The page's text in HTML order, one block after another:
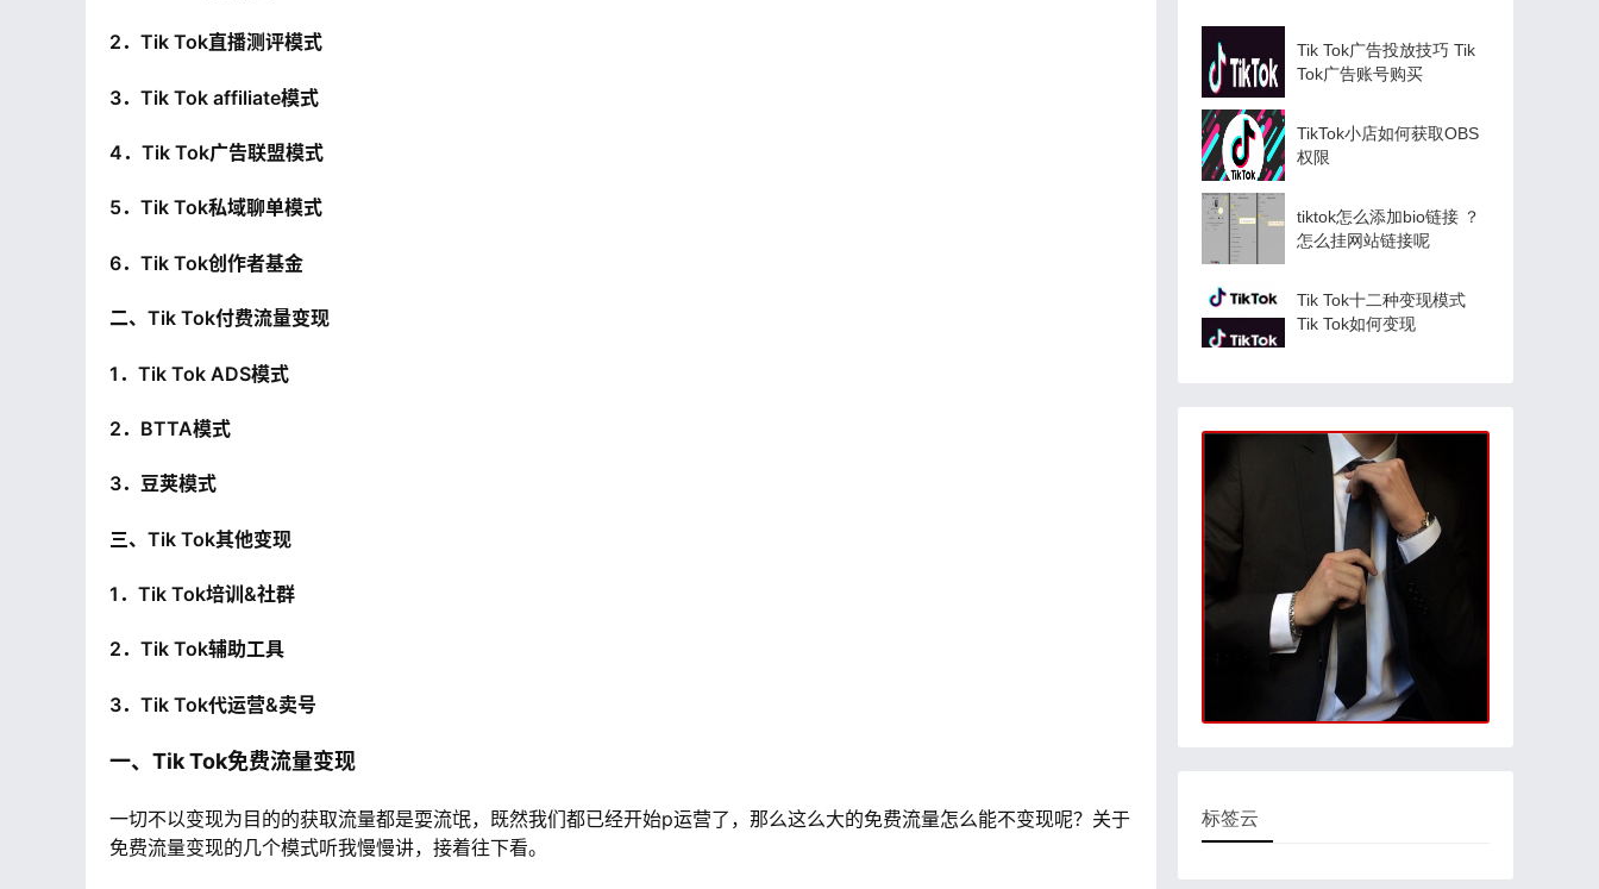
2．Tik Tok直播测评模式
3．Tik Tok affiliate模式
4．Tik Tok广告联盟模式
5．Tik Tok私域聊单模式
6．Tik Tok创作者基金
二、Tik Tok付费流量变现
1．Tik Tok ADS模式
2．BTTA模式
3．豆荚模式
三、Tik Tok其他变现
1．Tik Tok培训&社群
2．Tik Tok辅助工具
3．Tik Tok代运营&卖号
一、Tik Tok免费流量变现
一切不以变现为目的的获取流量都是耍流氓，既然我们都已经开始p运营了，那么这么大的免费流量怎么能不变现呢？关于
免费流量变现的几个模式听我慢慢讲，接着往下看。
Tik Tok广告投放技巧 Tik
Tok广告账号购买
TikTok小店如何获取OBS
权限
tiktok怎么添加bio链接 ？
怎么挂网站链接呢
Tik Tok十二种变现模式
Tik Tok如何变现
标签云